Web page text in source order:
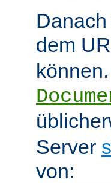
dem
Server
von: